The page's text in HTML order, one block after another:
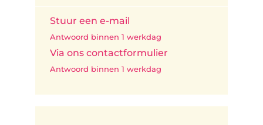
Stuur een e-mail
Antwoord binnen 1 werkdag
Via ons contactformulier
Antwoord binnen 1 werkdag